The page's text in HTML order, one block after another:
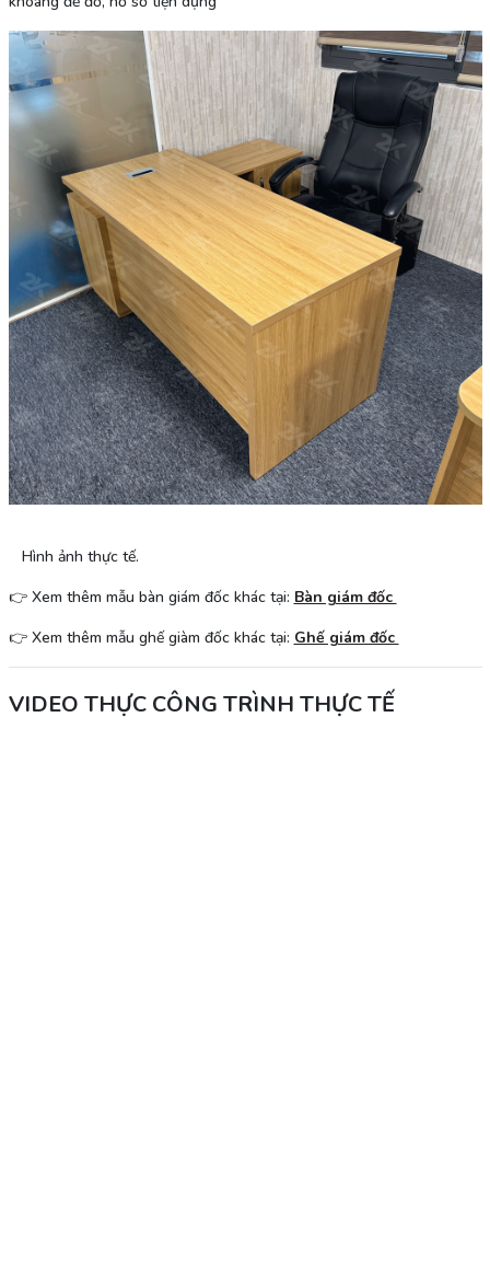
Hình ảnh thực tế.
👉 Xem thêm mẫu bàn giám đốc khác tại: Bàn giám đốc
👉 Xem thêm mẫu ghế giàm đốc khác tại: Ghế giám đốc
VIDEO THỰC CÔNG TRÌNH THỰC TẾ